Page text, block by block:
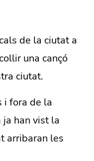
de la ciutat a
una cançó
ciutat.
i fora de la
han vist la
arribaran les